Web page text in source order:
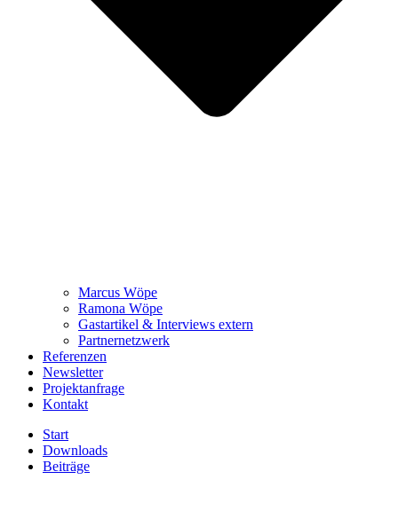
Marcus Wöpe
Ramona Wöpe
Gastartikel & Interviews extern
Partnernetzwerk
Referenzen
Newsletter
Projektanfrage
Kontakt
Start
Downloads
Beiträge